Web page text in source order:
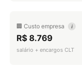
🏢 Custo empresa i
R$ 8.769
salário + encargos CLT